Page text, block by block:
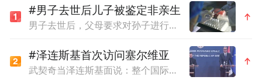
师，亦是东方美学与现代设计融合的杰出典
范。在逾六十年的辉煌设计生涯中，他以中
华文化为内核，通过海报、品牌、邮票、书
籍等载体，构建起传统意境与当代设计的对
#男子去世后儿子被鉴定非亲生
男子去世后，父母要求对孙子进行亲子鉴定，儿媳拒绝
#泽连斯基首次访问塞尔维亚
武契奇当泽连斯基面说：整个国际社会都希望战争尽快结束